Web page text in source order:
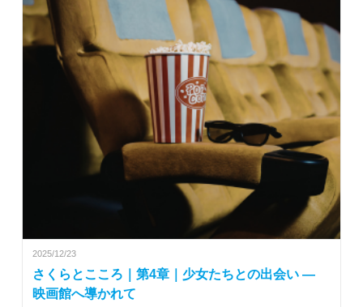
2025/12/23
さくらとこころ｜第4章｜少女たちとの出会い ―
映画館へ導かれて